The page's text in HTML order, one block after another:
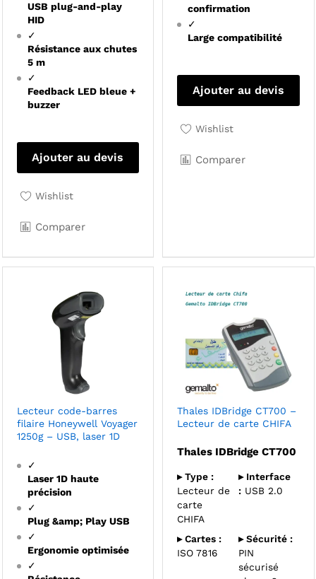
USB plug-and-play
HID
✓
Résistance aux chutes
5 m
✓
Feedback LED bleue +
buzzer
Ajouter au devis
Wishlist
Comparer
confirmation
✓
Large compatibilité
Ajouter au devis
Wishlist
Comparer
Lecteur code-barres
filaire Honeywell Voyager
1250g – USB, laser 1D
✓
Laser 1D haute
précision
✓
Plug &amp; Play USB
✓
Ergonomie optimisée
✓
Thales IDBridge CT700 –
Lecteur de carte CHIFA
Thales IDBridge CT700
▸ Type :
Lecteur de
carte
CHIFA
▸ Interface
: USB 2.0
▸ Cartes :
ISO 7816
▸ Sécurité :
PIN
sécurisé